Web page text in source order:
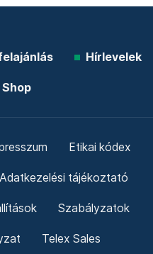
Hírlevelek
Shop
Etikai kódex
Adatkezelési tájékoztató
Szabályzatok
Telex Sales